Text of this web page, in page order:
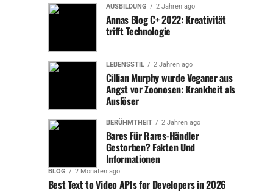
hingebungsvolle Ehefrau und Mutter, die trotz ihrer
beruflichen Verpflichtungen immer Zeit für ihre Liebsten
fand. Ihre Familie beschreibt sie als warmherzig,
Nicole war der Fels in der Brandung für ihre Kinder und
ein liebevolles Vorbild.
Ihre Rolle als Mutter war Nicole besonders wichtig. Sie
legte großen Wert darauf, dass ihre Kinder die
bestmögliche Erziehung erhielten und in einem Umfeld
aufwuchsen, das von Liebe und Respekt geprägt war. Ihre
Kinder sprechen heute von der unschätzbaren Weisheit
und Unterstützung, die sie von ihrer Mutter erhalten
AUSBILDUNG 2 Jahren ago
Annas Blog C+ 2022: Kreativität
trifft Technologie
LEBENSSTIL 2 Jahren ago
Cillian Murphy wurde Veganer aus
Angst vor Zoonosen: Krankheit als
Auslöser
BERÜHMTHEIT 2 Jahren ago
Bares Für Rares-Händler
Gestorben? Fakten Und
Informationen
BLOG 2 Monaten ago
Best Text to Video APIs for Developers in 2026